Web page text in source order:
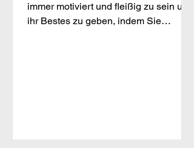
immer motiviert und fleißig zu sein und
ihr Bestes zu geben, indem Sie